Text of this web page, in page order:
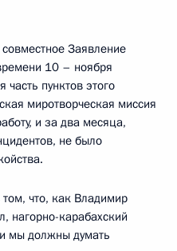
Заявление
10 – ноября
пунктов этого
миротворческая миссия
и за два месяца,
не было
том, что, как Владимир
нагорно-карабахский
мы должны думать